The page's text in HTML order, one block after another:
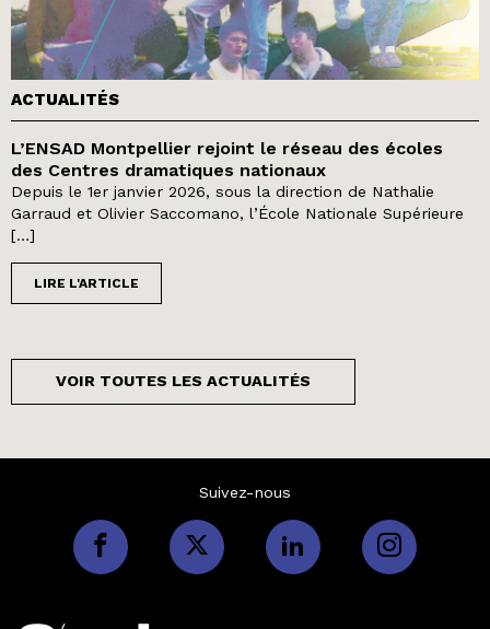
ACTUALITÉS
L’ENSAD Montpellier rejoint le réseau des écoles
des Centres dramatiques nationaux
Depuis le 1er janvier 2026, sous la direction de Nathalie
Garraud et Olivier Saccomano, l’École Nationale Supérieure
[…]
LIRE L'ARTICLE
VOIR TOUTES LES ACTUALITÉS
Suivez-nous